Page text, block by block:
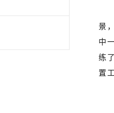
景
中
练
置